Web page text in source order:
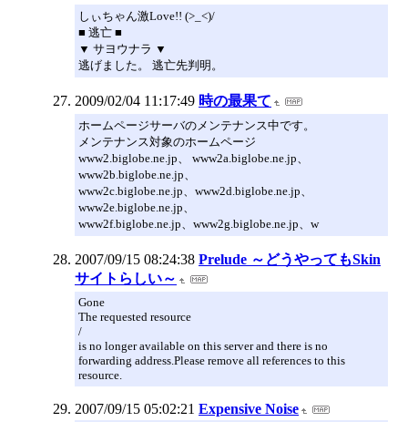
しぃちゃん激Love!! (>_<)/
■ 逃亡 ■
▼ サヨウナラ ▼
逃げました。 逃亡先判明。
2009/02/04 11:17:49 時の最果て
ホームページサーバのメンテナンス中です。
メンテナンス対象のホームページ
www2.biglobe.ne.jp、 www2a.biglobe.ne.jp、
www2b.biglobe.ne.jp、
www2c.biglobe.ne.jp、www2d.biglobe.ne.jp、
www2e.biglobe.ne.jp、
www2f.biglobe.ne.jp、www2g.biglobe.ne.jp、w
2007/09/15 08:24:38 Prelude ～どうやってもSkin
サイトらしい～
Gone
The requested resource
/
is no longer available on this server and there is no
forwarding address.Please remove all references to this
resource.
2007/09/15 05:02:21 Expensive Noise